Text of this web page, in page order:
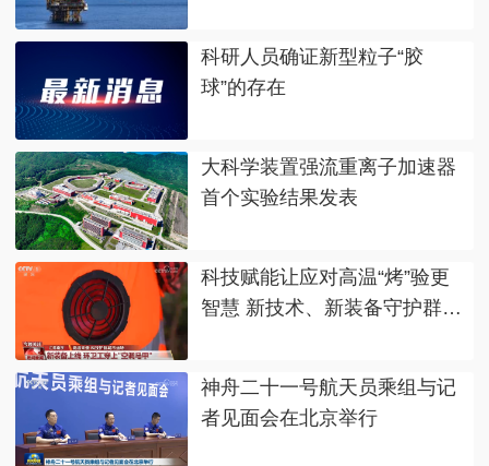
科研人员确证新型粒子“胶
球”的存在
大科学装置强流重离子加速器
首个实验结果发表
科技赋能让应对高温“烤”验更
智慧 新技术、新装备守护群众
神舟二十一号航天员乘组与记
者见面会在北京举行